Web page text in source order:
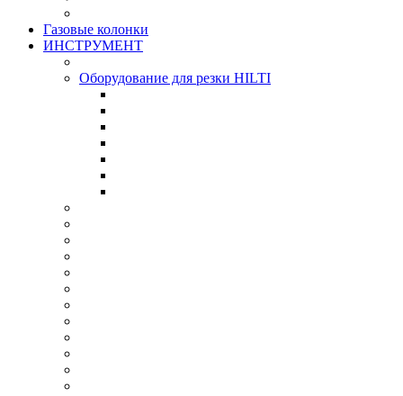
Газовые колонки
ИНСТРУМЕНТ
Оборудование для резки HILTI